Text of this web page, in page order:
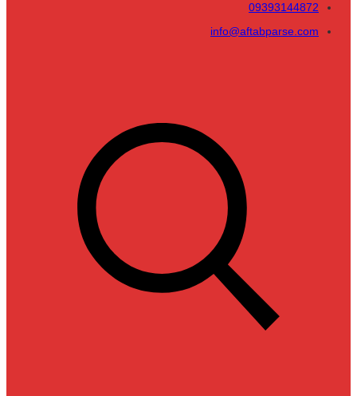
09393144872
info@aftabparse.com